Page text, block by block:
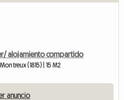
alojamiento compartido
(1815) | 15 M2
anuncio